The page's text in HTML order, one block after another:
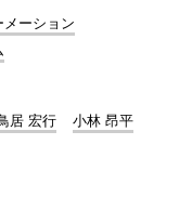
ーション
居 宏行
小林 昂平